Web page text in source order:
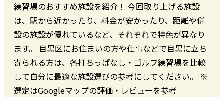
練習場のおすすめ施設を紹介！ 今回取り上げる施設
は、駅から近かったり、料金が安かったり、距離や併
設の施設が優れているなど、それぞれで特色が異なり
ます。 目黒区にお住まいの方や仕事などで目黒に立ち
寄られる方は、各打ちっぱなし・ゴルフ練習場を比較
して自分に最適な施設選びの参考にしてください。 ※
選定はGoogleマップの評価・レビューを参考